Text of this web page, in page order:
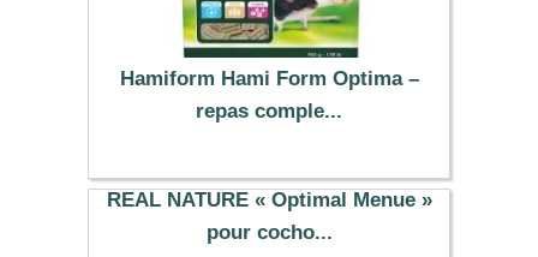
Hamiform Hami Form Optima –
repas comple...
8.69 €
REAL NATURE « Optimal Menue »
pour cocho...